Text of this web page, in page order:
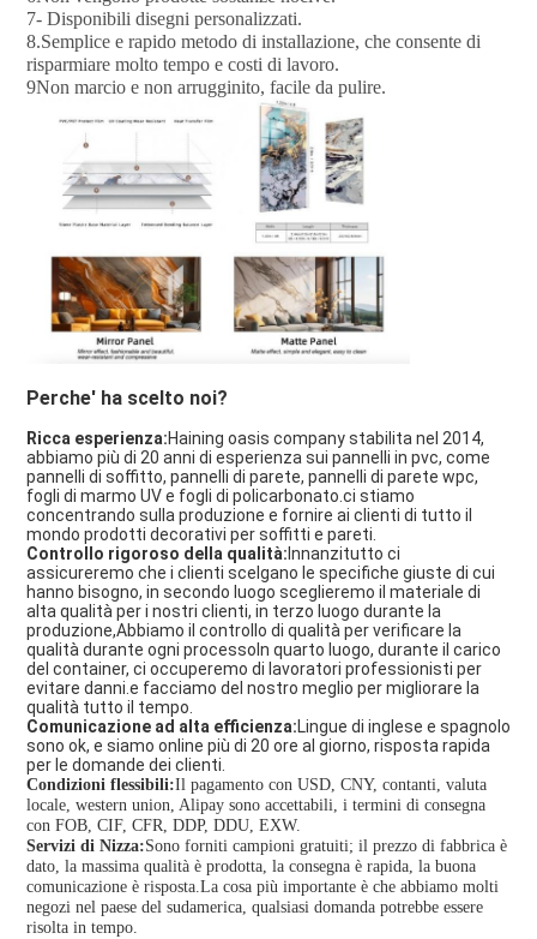
7- Disponibili disegni personalizzati.
8.Semplice e rapido metodo di installazione, che consente di
risparmiare molto tempo e costi di lavoro.
9Non marcio e non arrugginito, facile da pulire.
Perche' ha scelto noi?
Ricca esperienza:Haining oasis company stabilita nel 2014,
abbiamo più di 20 anni di esperienza sui pannelli in pvc, come
pannelli di soffitto, pannelli di parete, pannelli di parete wpc,
fogli di marmo UV e fogli di policarbonato.ci stiamo
concentrando sulla produzione e fornire ai clienti di tutto il
mondo prodotti decorativi per soffitti e pareti.
Controllo rigoroso della qualità: Innanzitutto ci
assicureremo che i clienti scelgano le specifiche giuste di cui
hanno bisogno, in secondo luogo sceglieremo il materiale di
alta qualità per i nostri clienti, in terzo luogo durante la
produzione,Abbiamo il controllo di qualità per verificare la
qualità durante ogni processoIn quarto luogo, durante il carico
del container, ci occuperemo di lavoratori professionisti per
evitare danni.e facciamo del nostro meglio per migliorare la
qualità tutto il tempo.
Comunicazione ad alta efficienza:Lingue di inglese e spagnolo
sono ok, e siamo online più di 20 ore al giorno, risposta rapida
per le domande dei clienti.
Condizioni flessibili:Il pagamento con USD, CNY, contanti, valuta
locale, western union, Alipay sono accettabili, i termini di consegna
con FOB, CIF, CFR, DDP, DDU, EXW.
Servizi di Nizza:Sono forniti campioni gratuiti; il prezzo di fabbrica è
dato, la massima qualità è prodotta, la consegna è rapida, la buona
comunicazione è risposta.La cosa più importante è che abbiamo molti
negozi nel paese del sudamerica, qualsiasi domanda potrebbe essere
risolta in tempo.